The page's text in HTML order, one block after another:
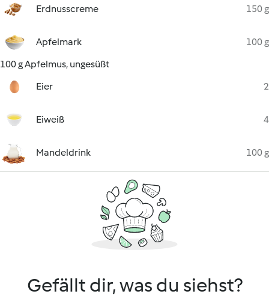
Erdnusscreme 150 g
Apfelmark
100 g
100 g Apfelmus, ungesüßt
Eier
2
Eiweiß 4
Mandeldrink 100 g
Gefällt dir, was du siehst?